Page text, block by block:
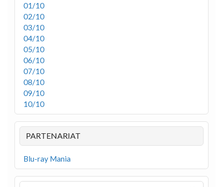
01/10
02/10
03/10
04/10
05/10
06/10
07/10
08/10
09/10
10/10
PARTENARIAT
Blu-ray Mania